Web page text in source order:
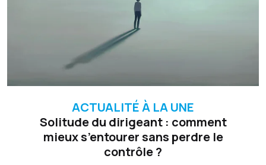
ACTUALITÉ À LA UNE
Solitude du dirigeant : comment
mieux s’entourer sans perdre le
contrôle ?